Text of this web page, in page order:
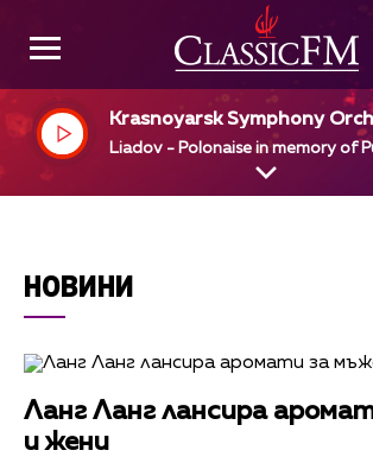
Krasnoyarsk Symphony
r, dir
Liadov - Polonaise in memory of
НОВИНИ
Ланг Ланг лансира
и жени